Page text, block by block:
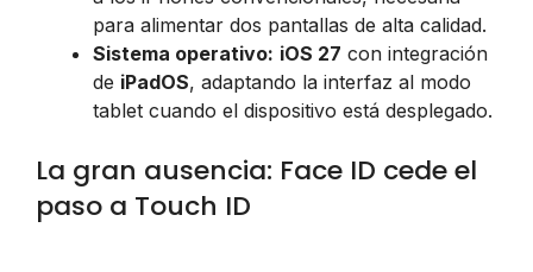
para alimentar dos pantallas de alta calidad.
Sistema operativo: iOS 27 con integración
de iPadOS, adaptando la interfaz al modo
tablet cuando el dispositivo está desplegado.
La gran ausencia: Face ID cede el
paso a Touch ID